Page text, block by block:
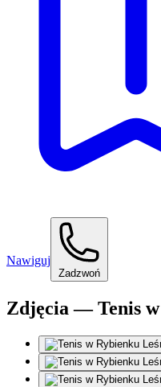
Nawiguj
Zadzwoń
Zdjęcia — Tenis